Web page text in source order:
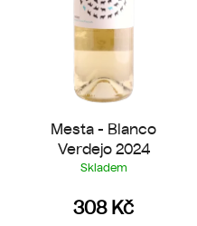
Mesta - Blanco
Verdejo 2024
Skladem
308 Kč